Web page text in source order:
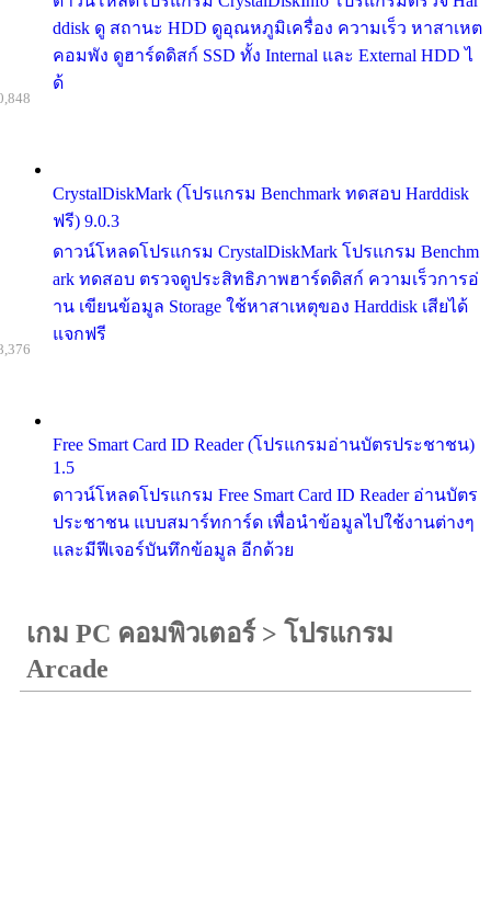
ddisk ดู สถานะ HDD ดูอุณหภูมิเครื่อง ความเร็ว หาสาเหต
คอมพัง ดูฮาร์ดดิสก์ SSD ทั้ง Internal และ External HDD ไ
ด้
CrystalDiskMark (โปรแกรม Benchmark ทดสอบ Harddisk
ฟรี) 9.0.3
ดาวน์โหลดโปรแกรม CrystalDiskMark โปรแกรม Benchm
ark ทดสอบ ตรวจดูประสิทธิภาพฮาร์ดดิสก์ ความเร็วการอ่
าน เขียนข้อมูล Storage ใช้หาสาเหตุของ Harddisk เสียได้
แจกฟรี
Free Smart Card ID Reader (โปรแกรมอ่านบัตรประชาชน)
1.5
ดาวน์โหลดโปรแกรม Free Smart Card ID Reader อ่านบัตร
ประชาชน แบบสมาร์ทการ์ด เพื่อนำข้อมูลไปใช้งานต่างๆ
และมีฟีเจอร์บันทึกข้อมูล อีกด้วย
เกม PC คอมพิวเตอร์> โปรแกรม
Arcade